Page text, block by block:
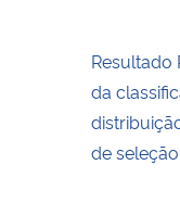
Resultado
da
de